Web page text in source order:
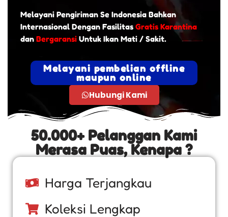
Melayani Pengiriman Se Indonesia Bahkan
Internasional Dengan Fasilitas Gratis Karantina
dan Bergaransi Untuk Ikan Mati / Sakit.
Melayani pembelian offline
maupun online
Hubungi Kami
50.000+ Pelanggan Kami
Merasa Puas, Kenapa ?
Harga Terjangkau
Koleksi Lengkap